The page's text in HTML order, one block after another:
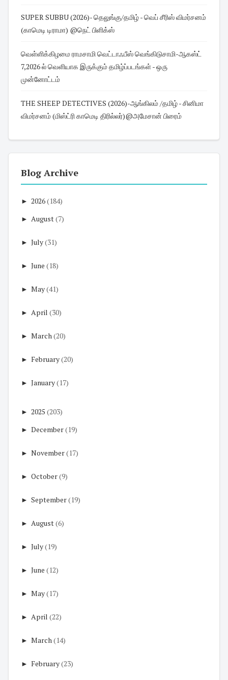
SUPER SUBBU (2026)- தெலுங்கு/தமிழ் - வெப் சீரிஸ் விமர்சனம்
(காமெடி டிராமா) @நெட் பிளிக்ஸ்
வெள்ளிக்கிழமை ராமசாமி வெட்டாஃபீஸ் வெங்கிடுசாமி-ஆகஸ்ட்
7,2026 ல் வெளியாக இருக்கும் தமிழ்ப்படங்கள் - ஒரு
முன்னோட்டம்
THE SHEEP DETECTIVES (2026)-ஆங்கிலம் /தமிழ் - சினிமா
விமர்சனம் (மிஸ்ட்ரி காமெடி திரில்லர்)@அமேசான் பிரைம்
Blog Archive
► 2026(184)
► August(7)
► July(31)
► June (18)
► May(41)
► April (30)
► March(20)
► February(20)
► January(17)
► 2025 (203)
► December(19)
► November(17)
► October(9)
► September(19)
► August(6)
► July(19)
► June (12)
► May(17)
► April (22)
► March(14)
► February(23)